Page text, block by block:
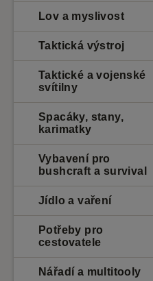
Lov a myslivost
Taktická výstroj
Taktické a vojenské
svítilny
Spacáky, stany,
karimatky
Vybavení pro
bushcraft a survival
Jídlo a vaření
Potřeby pro
cestovatele
Nářadí a multitooly